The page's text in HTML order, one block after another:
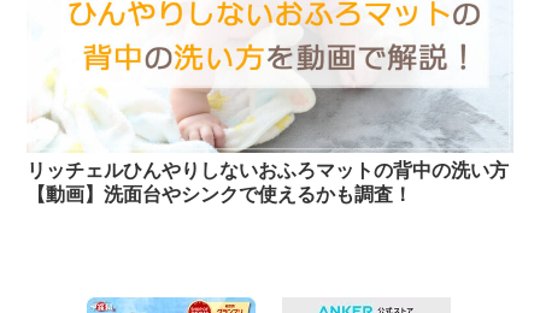
リッチェルひんやりしないおふろマットの背中の洗い方
【動画】洗面台やシンクで使えるかも調査！